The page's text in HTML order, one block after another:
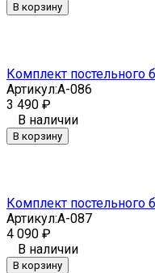
В корзину
Комплект постельного
Артикул:A-086
3 490 ₽
В наличии
В корзину
Комплект постельного
Артикул:A-087
4 090 ₽
В наличии
В корзину